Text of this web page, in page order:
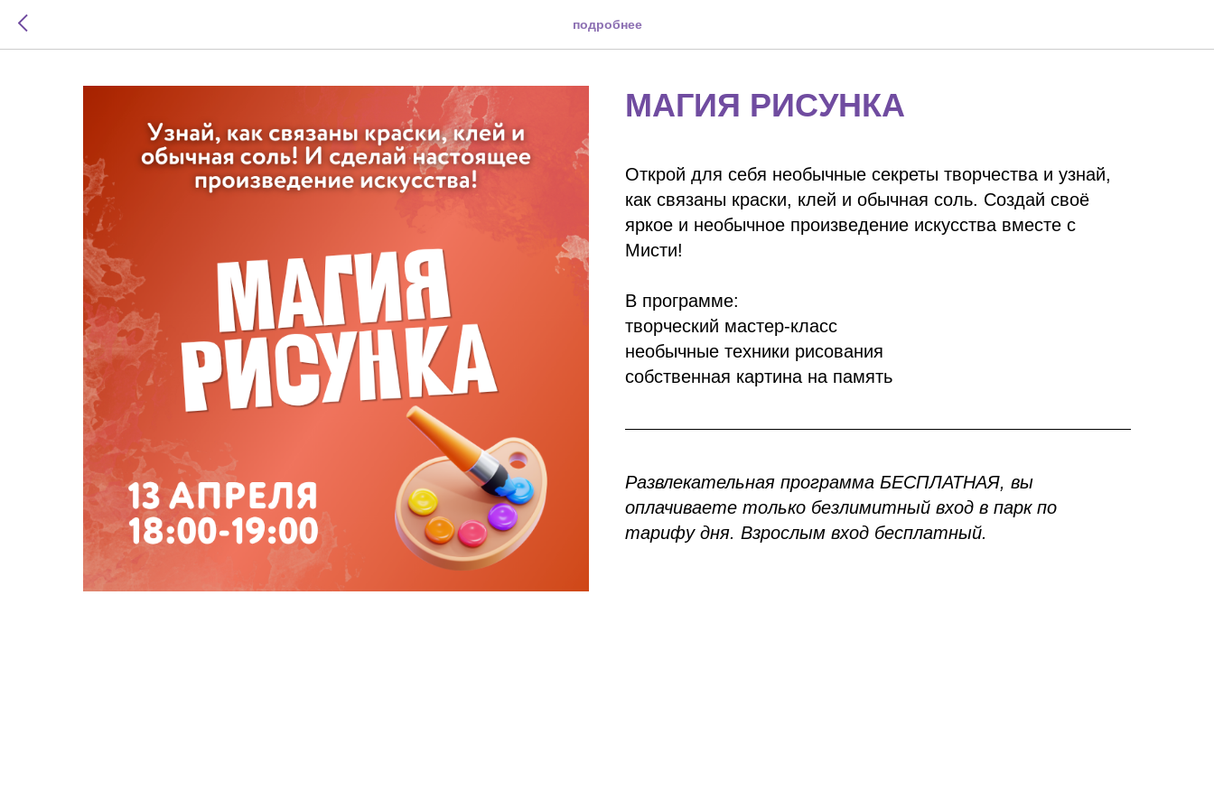
подробнее
МАГИЯ РИСУНКА
Открой для себя необычные секреты творчества и узнай,
как связаны краски, клей и обычная соль. Создай своё
яркое и необычное произведение искусства вместе с
Мисти!
В программе:
творческий мастер-класс
необычные техники рисования
собственная картина на память
Развлекательная программа БЕСПЛАТНАЯ, вы
оплачиваете только безлимитный вход в парк по
тарифу дня. Взрослым вход бесплатный.